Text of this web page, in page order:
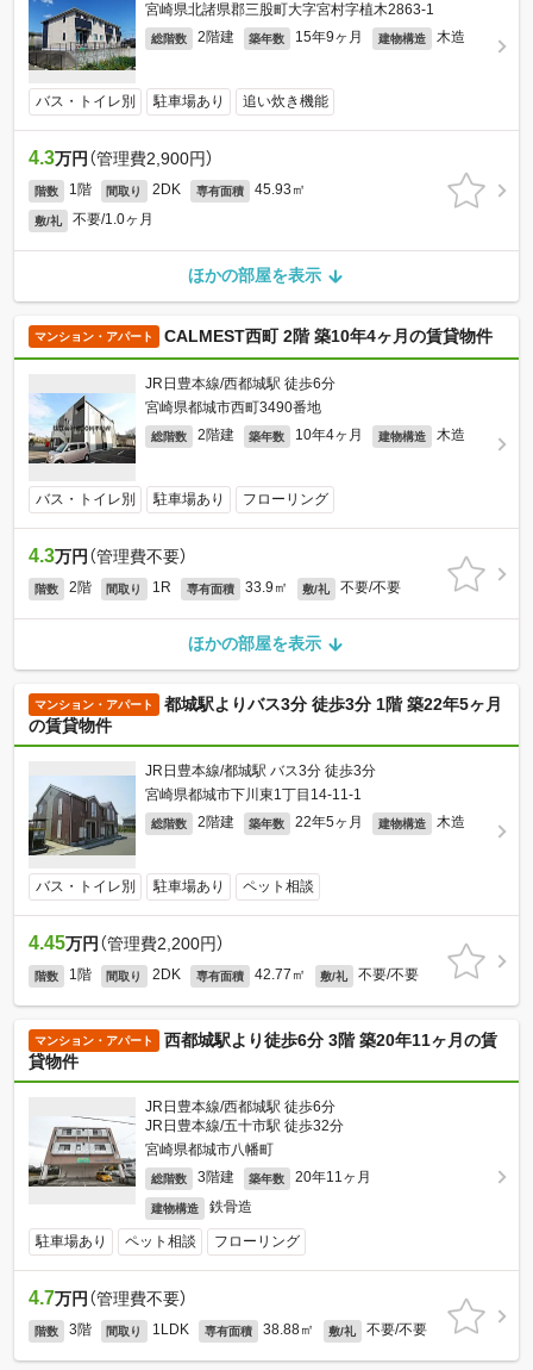
宮崎県北諸県郡三股町大字宮村字植木2863-1
総階数 2階建 築年数 15年9ヶ月 建物構造 木造
バス・トイレ別 駐車場あり 追い炊き機能
4.3万円 （管理費2,900円）
階数 1階 間取り 2DK 専有面積 45.93㎡
敷/礼 不要/1.0ヶ月
ほかの部屋を表示
マンション・アパート CALMEST西町 2階 築10年4ヶ月の賃貸物件
JR日豊本線/西都城駅 徒歩6分
宮崎県都城市西町3490番地
総階数 2階建 築年数 10年4ヶ月 建物構造 木造
バス・トイレ別 駐車場あり フローリング
4.3万円 （管理費不要）
階数 2階 間取り 1R 専有面積 33.9㎡ 敷/礼 不要/不要
ほかの部屋を表示
マンション・アパート
都城駅よりバス3分 徒歩3分 1階 築22年5ヶ月
の賃貸物件
JR日豊本線/都城駅 バス3分 徒歩3分
宮崎県都城市下川東1丁目14-11-1
総階数 2階建 築年数 22年5ヶ月 建物構造 木造
バス・トイレ別 駐車場あり ペット相談
4.45万円 （管理費2,200円）
階数 1階 間取り 2DK 専有面積 42.77㎡ 敷/礼 不要/不要
マンション・アパート
西都城駅より徒歩6分 3階 築20年11ヶ月の賃
貸物件
JR日豊本線/西都城駅 徒歩6分
JR日豊本線/五十市駅 徒歩32分
宮崎県都城市八幡町
総階数 3階建 築年数 20年11ヶ月
建物構造 鉄骨造
駐車場あり ペット相談 フローリング
4.7万円 （管理費不要）
階数 3階 間取り 1LDK 専有面積 38.88㎡ 敷/礼 不要/不要